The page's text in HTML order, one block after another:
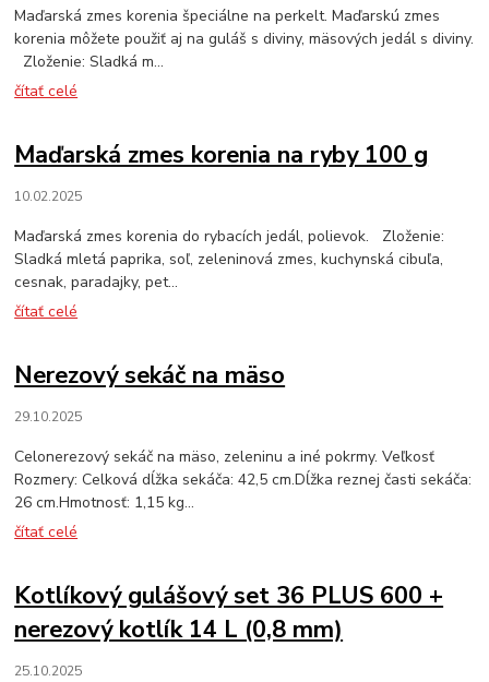
Maďarská zmes korenia špeciálne na perkelt. Maďarskú zmes
korenia môžete použiť aj na guláš s diviny, mäsových jedál s diviny.
Zloženie: Sladká m...
čítať celé
Maďarská zmes korenia na ryby 100 g
10.02.2025
Maďarská zmes korenia do rybacích jedál, polievok. Zloženie:
Sladká mletá paprika, soľ, zeleninová zmes, kuchynská cibuľa,
cesnak, paradajky, pet...
čítať celé
Nerezový sekáč na mäso
29.10.2025
Celonerezový sekáč na mäso, zeleninu a iné pokrmy. Veľkosť
Rozmery: Celková dĺžka sekáča: 42,5 cm.Dĺžka reznej časti sekáča:
26 cm.Hmotnosť: 1,15 kg...
čítať celé
Kotlíkový gulášový set 36 PLUS 600 +
nerezový kotlík 14 L (0,8 mm)
25.10.2025